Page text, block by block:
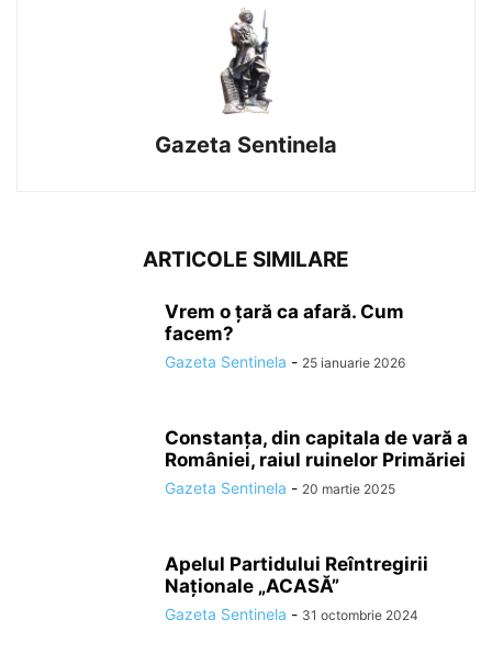
Gazeta Sentinela
ARTICOLE SIMILARE
Vrem o țară ca afară. Cum
facem?
Gazeta Sentinela - 25 ianuarie 2026
Constanța, din capitala de vară a
României, raiul ruinelor Primăriei
Gazeta Sentinela - 20 martie 2025
Apelul Partidului Reîntregirii
Naționale „ACASĂ”
Gazeta Sentinela - 31 octombrie 2024